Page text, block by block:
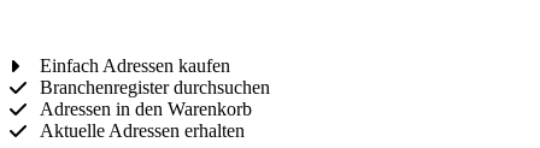
Einfach Adressen kaufen
Branchenregister durchsuchen
Adressen in den Warenkorb
Aktuelle Adressen erhalten